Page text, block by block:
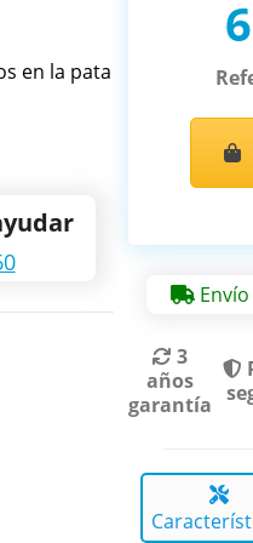
en la pata
3
años
garantía